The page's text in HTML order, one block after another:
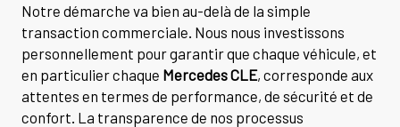
Notre démarche va bien au-delà de la simple
transaction commerciale. Nous nous investissons
personnellement pour garantir que chaque véhicule, et
en particulier chaque Mercedes CLE, corresponde aux
attentes en termes de performance, de sécurité et de
confort. La transparence de nos processus